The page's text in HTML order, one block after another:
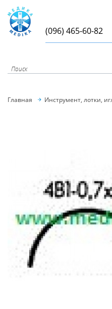
(096) 465-60-82
Главная Инструмент, лотки,